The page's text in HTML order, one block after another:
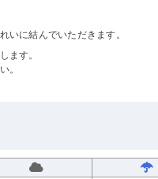
いに結んでいただきます。
ます。
。